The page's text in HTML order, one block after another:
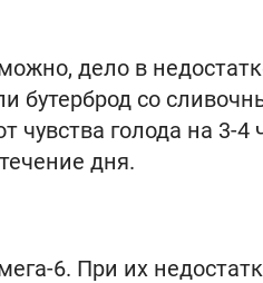
дело в
бутерброд со
чувства голода на 3-4
дня.
6. При их